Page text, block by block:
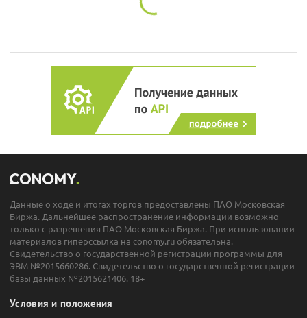
Данные о ходе и итогах торгов предоставлены ПАО Московская
Биржа. Дальнейшее распространение информации возможно
только с разрешения ПАО Московская Биржа. При использовании
материалов гиперссылка на conomy.ru обязательна.
Свидетельство о государственной регистрации программы для
ЭВМ №2015660286. Свидетельство о государственной регистрации
базы данных №2015621406. 18+
Условия и положения